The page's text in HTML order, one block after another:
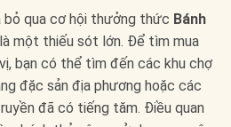
bỏ qua cơ hội thưởng thức Bánh
một thiếu sót lớn. Để tìm mua
bạn có thể tìm đến các khu chợ
đặc sản địa phương hoặc các
đã có tiếng tăm. Điều quan